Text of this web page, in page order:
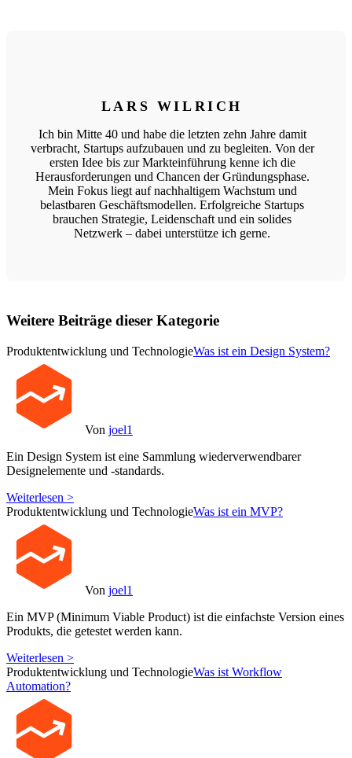
LARS WILRICH
Ich bin Mitte 40 und habe die letzten zehn Jahre damit
verbracht, Startups aufzubauen und zu begleiten. Von der
ersten Idee bis zur Markteinführung kenne ich die
Herausforderungen und Chancen der Gründungsphase.
Mein Fokus liegt auf nachhaltigem Wachstum und
belastbaren Geschäftsmodellen. Erfolgreiche Startups
brauchen Strategie, Leidenschaft und ein solides
Netzwerk – dabei unterstütze ich gerne.
Weitere Beiträge dieser Kategorie
Produktentwicklung und TechnologieWas ist ein Design System?
Von joel1
Ein Design System ist eine Sammlung wiederverwendbarer
Designelemente und -standards.
Weiterlesen >
Produktentwicklung und TechnologieWas ist ein MVP?
Von joel1
Ein MVP (Minimum Viable Product) ist die einfachste Version eines
Produkts, die getestet werden kann.
Weiterlesen >
Produktentwicklung und TechnologieWas ist Workflow
Automation?